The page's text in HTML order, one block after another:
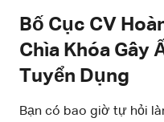
Bố Cục CV
Chìa Khóa Gây
Tuyển Dụng
Bạn có bao giờ tự hỏi